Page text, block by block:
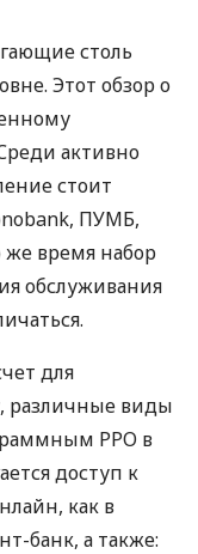
столь
Этот обзор о
активно
стоит
ПУМБ,
же время набор
обслуживания
для
различные виды
РРО в
доступ к
как в
банк, а также: